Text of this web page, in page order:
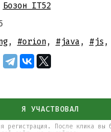
Бозон IT52
, #orion , #java , #js ,
Я УЧАСТВОВАЛ
регистрация. После клика вы